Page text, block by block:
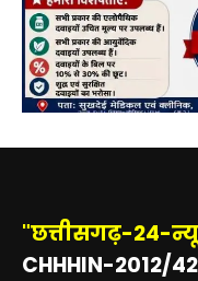
"छत्तीसगढ़-24-
CHHHIN-2012/